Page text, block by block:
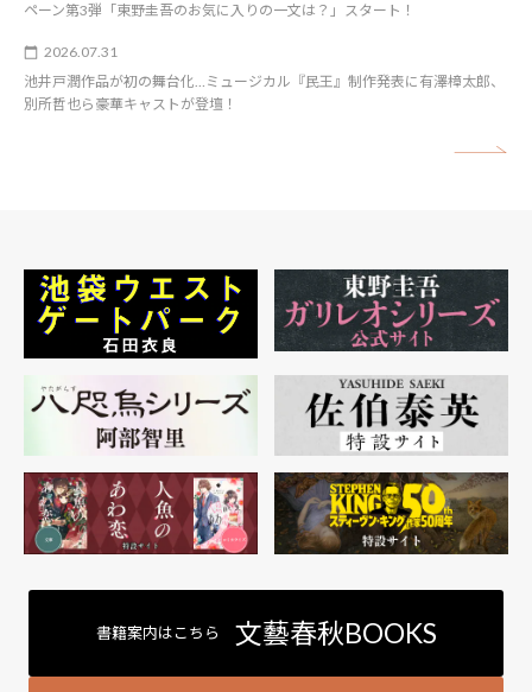
ペーン第3弾「東野圭吾のお気に入りの一文は？」スタート！
2026.07.31
池井戸潤作品が初の舞台化…ミュージカル『民王』制作発表に有澤樟太郎、
別所哲也ら豪華キャストが登壇！
書籍案内はこちら 文藝春秋BOOKS